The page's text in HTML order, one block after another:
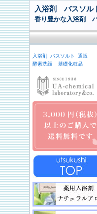
入浴剤 バスソ
香り豊かな入浴剤
入浴剤 バスソルト 通販
酵素洗顔 基礎化粧品